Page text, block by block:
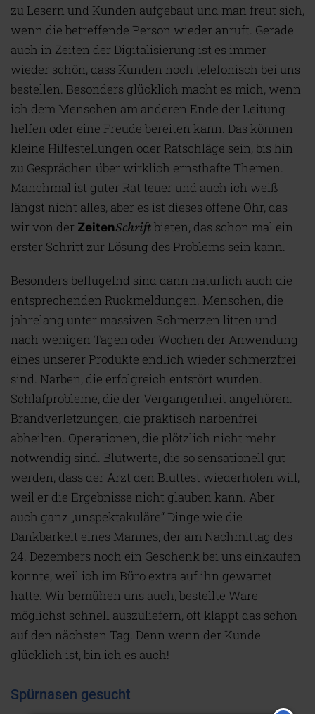
zu Lesern und Kunden aufgebaut und man freut sich,
wenn die betreffende Person wieder anruft. Gerade
auch in Zeiten der Digitalisierung ist es immer
wieder schön, dass Kunden noch telefonisch bei uns
bestellen. Besonders glücklich macht es mich, wenn
ich dem Menschen am anderen Ende der Leitung
helfen oder eine Freude bereiten kann. Das können
kleine Hilfestellungen oder Ratschläge sein, bis hin
zu Gesprächen über wirklich ernsthafte Themen.
Manchmal ist guter Rat teuer und auch ich weiß
längst nicht alles, aber es ist dieses offene Ohr, das
wir von der ZeitenSchriftbieten, das schon mal ein
erster Schritt zur Lösung des Problems sein kann.
Besonders beflügelnd sind dann natürlich auch die
entsprechenden Rückmeldungen. Menschen, die
jahrelang unter massiven Schmerzen litten und
nach wenigen Tagen oder Wochen der Anwendung
eines unserer Produkte endlich wieder schmerzfrei
sind. Narben, die erfolgreich entstört wurden.
Schlafprobleme, die der Vergangenheit angehören.
Brandverletzungen, die praktisch narbenfrei
abheilten. Operationen, die plötzlich nicht mehr
notwendig sind. Blutwerte, die so sensationell gut
werden, dass der Arzt den Bluttest wiederholen will,
weil er die Ergebnisse nicht glauben kann. Aber
auch ganz „unspektakuläre“ Dinge wie die
Dankbarkeit eines Mannes, der am Nachmittag des
24. Dezembers noch ein Geschenk bei uns einkaufen
konnte, weil ich im Büro extra auf ihn gewartet
hatte. Wir bemühen uns auch, bestellte Ware
möglichst schnell auszuliefern, oft klappt das schon
auf den nächsten Tag. Denn wenn der Kunde
glücklich ist, bin ich es auch!
Spürnasen gesucht